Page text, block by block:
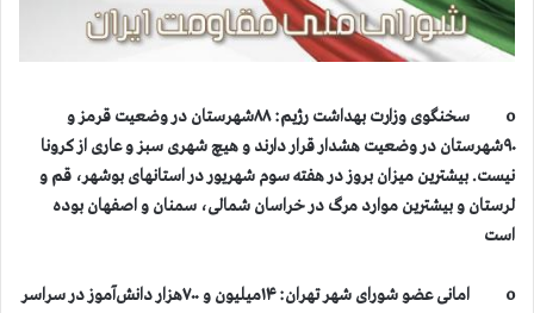
o سخنگوی وزارت بهداشت رژیم: ۸۸شهرستان در وضعیت قرمز و
۹۰شهرستان در وضعیت هشدار قرار دارند و هیچ شهری سبز و عاری از کرونا
نیست. بیشترین میزان بروز در هفته سوم شهریور در استانهای بوشهر، قم و
لرستان و بیشترین موارد مرگ در خراسان شمالی، سمنان و اصفهان بوده
است
o امانی عضو شورای شهر تهران: ۱۴‌میلیون و ۷۰۰هزار دانش‌آموز در سراسر